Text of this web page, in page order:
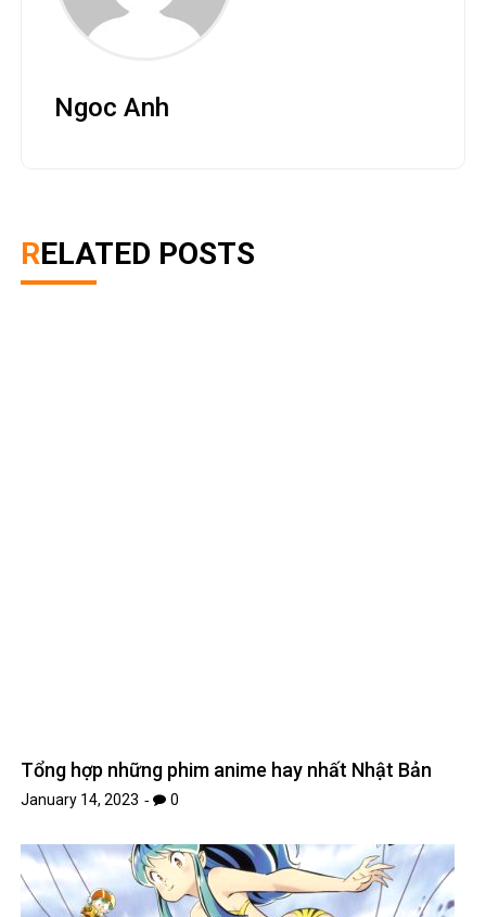
Ngoc Anh
RELATED POSTS
Tổng hợp những phim anime hay nhất Nhật Bản
January 14, 2023 0